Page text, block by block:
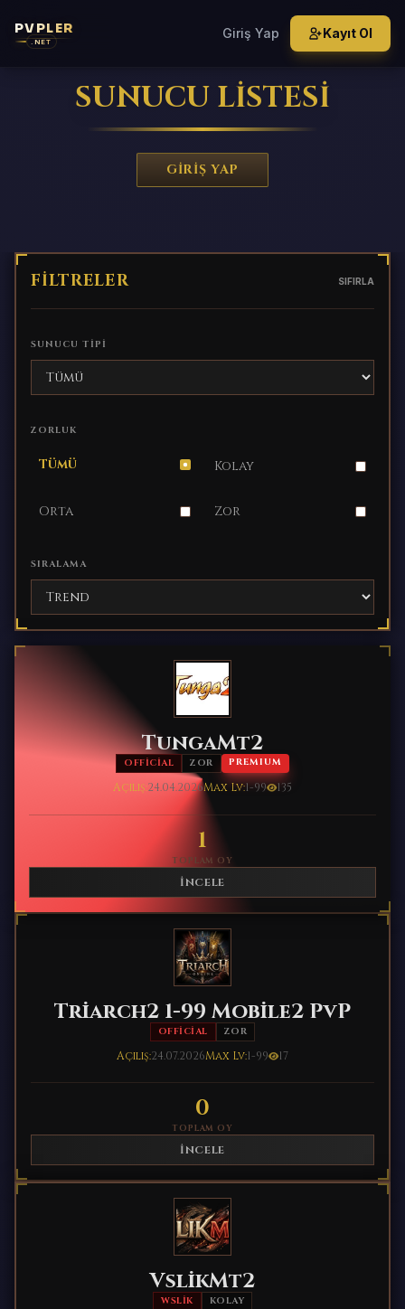
PVPLER
.NET
Giriş Yap Kayıt Ol
SUNUCU LİSTESİ
GIRIŞ YAP
FİLTRELER SIFIRLA
SUNUCU TİPİ
ZORLUK
Tümü Kolay
Orta Zor
SIRALAMA
TungaMt2
OFFICIAL ZOR PREMIUM
Açılış:24.04.2026Max Lv:1-99 135
1
TOPLAM OY
İNCELE
Triarch2 1-99 Mobile2 PvP
OFFICIAL ZOR
Açılış:24.07.2026Max Lv:1-99 17
0
TOPLAM OY
İNCELE
VslikMt2
WSLIK KOLAY